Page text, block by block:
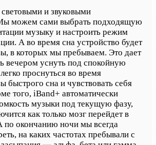
и звуковыми
можем сами выбрать подходящую
музыку и настроить режим
А во время сна устройство будет
в которых мы пребываем. Это дает
вечером уснуть под спокойную
проснуться во время
быстрого сна и чувствовать себя
того, iBand+ автоматически
музыки под текущую фазу,
как только мозг перейдет в
окончанию ночи мы всегда
на каких частотах пребывали с